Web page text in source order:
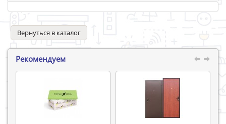
Вернуться в каталог
Рекомендуем